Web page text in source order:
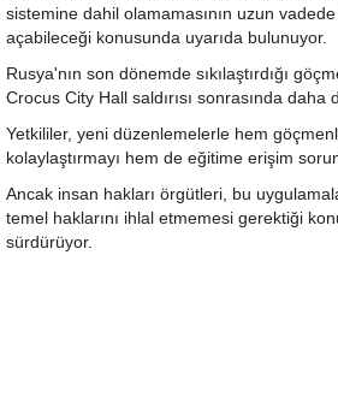
sistemine dahil olamamasının uzun
açabileceği konusunda uyarıda bulunuyor.
Rusya'nın son dönemde sıkılaştırdığı
Crocus City Hall saldırısı sonrasında daha
Yetkililer, yeni düzenlemelerle hem
kolaylaştırmayı hem de eğitime erişim
Ancak insan hakları örgütleri, bu
temel haklarını ihlal etmemesi gerektiği
sürdürüyor.